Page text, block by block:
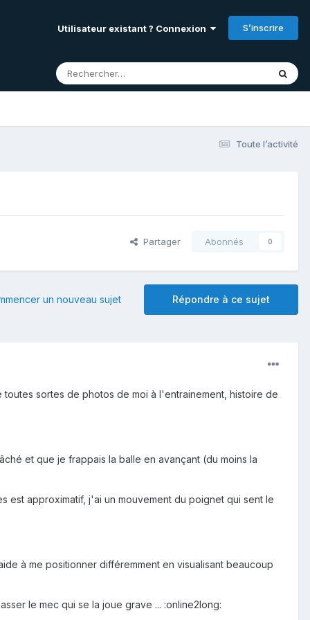
Utilisateur existant ? Connexion S’inscrire
Toute l’activité
Partager Abonnés 0
Répondre à ce sujet
un nouveau sujet
sortes de photos de moi à l'entrainement, histoire de
et que je frappais la balle en avançant (du moins la
est approximatif, j'ai un mouvement du poignet qui sent le
à me positionner différemment en visualisant beaucoup
le mec qui se la joue grave ... :online2long: